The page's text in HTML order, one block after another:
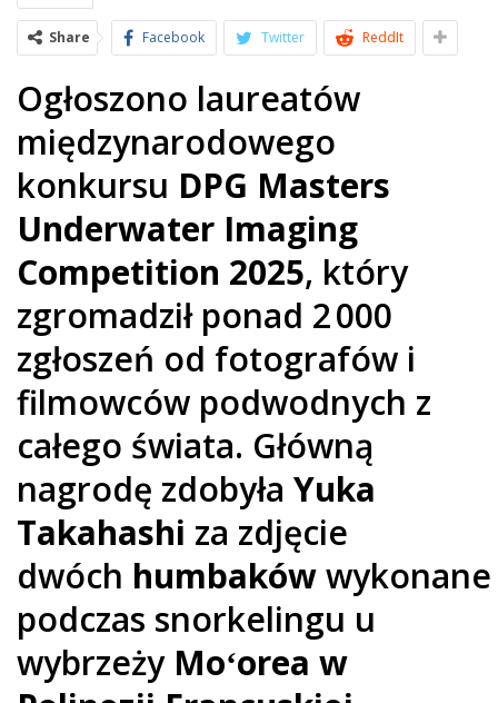
Share Facebook Twitter ReddIt
Ogłoszono laureatów
międzynarodowego
konkursu DPG Masters
Underwater Imaging
Competition 2025, który
zgromadził ponad 2 000
zgłoszeń od fotografów i
filmowców podwodnych z
całego świata. Główną
nagrodę zdobyła Yuka
Takahashi za zdjęcie
dwóch humbakówwykonane
podczas snorkelingu u
wybrzeży Moʻorea w